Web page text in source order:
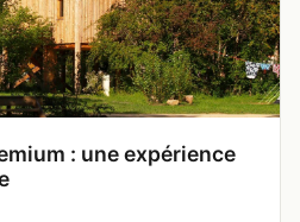
: une expérience